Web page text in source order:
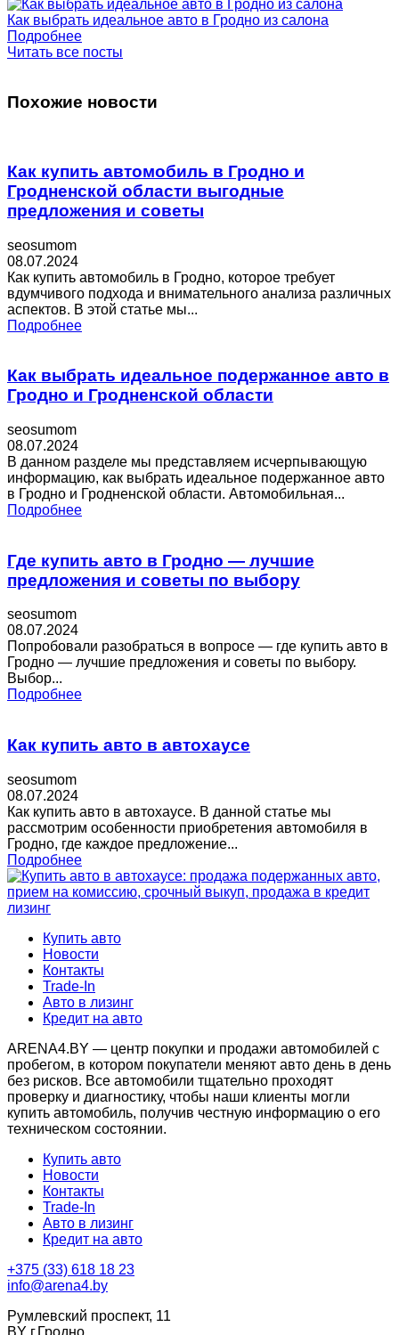
Как выбрать идеальное авто в Гродно из салона
Подробнее
Читать все посты
Похожие новости
Как купить автомобиль в Гродно и
Гродненской области выгодные
предложения и советы
seosumom
08.07.2024
Как купить автомобиль в Гродно, которое требует
вдумчивого подхода и внимательного анализа различных
аспектов. В этой статье мы...
Подробнее
Как выбрать идеальное подержанное авто в
Гродно и Гродненской области
seosumom
08.07.2024
В данном разделе мы представляем исчерпывающую
информацию, как выбрать идеальное подержанное авто
в Гродно и Гродненской области. Автомобильная...
Подробнее
Где купить авто в Гродно — лучшие
предложения и советы по выбору
seosumom
08.07.2024
Попробовали разобраться в вопросе — где купить авто в
Гродно — лучшие предложения и советы по выбору.
Выбор...
Подробнее
Как купить авто в автохаусе
seosumom
08.07.2024
Как купить авто в автохаусе. В данной статье мы
рассмотрим особенности приобретения автомобиля в
Гродно, где каждое предложение...
Подробнее
Купить авто
Новости
Контакты
Trade-In
Авто в лизинг
Кредит на авто
ARENA4.BY — центр покупки и продажи автомобилей с
пробегом, в котором покупатели меняют авто день в день
без рисков. Все автомобили тщательно проходят
проверку и диагностику, чтобы наши клиенты могли
купить автомобиль, получив честную информацию о его
техническом состоянии.
Купить авто
Новости
Контакты
Trade-In
Авто в лизинг
Кредит на авто
+375 (33) 618 18 23
info@arena4.by
Румлевский проспект, 11
BY г.Гродно